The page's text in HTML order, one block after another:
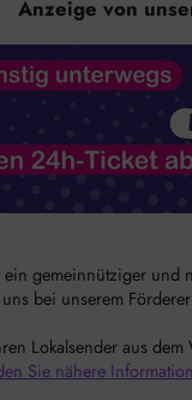
Anzeige von
ein gemeinnütziger und
bei unserem
Lokalsender aus
Sie nähere